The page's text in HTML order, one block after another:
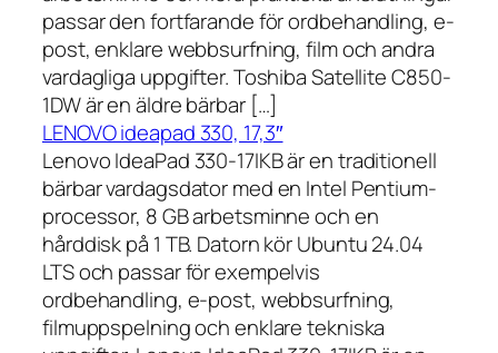
passar den fortfarande för ordbehandling, e-
post, enklare webbsurfning, film och andra
vardagliga uppgifter. Toshiba Satellite C850-
1DW är en äldre bärbar […]
LENOVO ideapad 330, 17,3″
Lenovo IdeaPad 330-17IKB är en traditionell
bärbar vardagsdator med en Intel Pentium-
processor, 8 GB arbetsminne och en
hårddisk på 1 TB. Datorn kör Ubuntu 24.04
LTS och passar för exempelvis
ordbehandling, e-post, webbsurfning,
filmuppspelning och enklare tekniska